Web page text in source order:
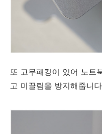
또 고무패킹이 있어 노트
고 미끌림을 방지해줍니